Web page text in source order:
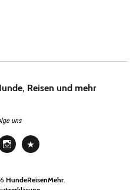
Reisen und mehr
uns
HundeReisenMehr